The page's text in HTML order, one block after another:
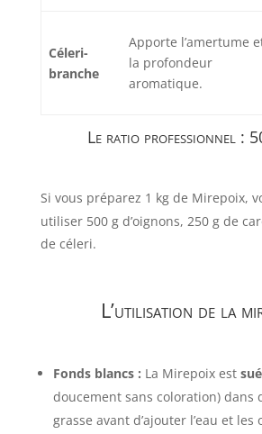
Céleri-
branche
Apporte l’amertume
la profondeur
aromatique.
Le ratio professionnel :
Si vous préparez 1 kgde Mirepoix,
utiliser 500gd’oignons, 250gde
de céleri.
L’utilisation de la
Fonds blancs : La Mirepoix est
doucement sans coloration) dans
grasse avant d’ajouter l’eau et les